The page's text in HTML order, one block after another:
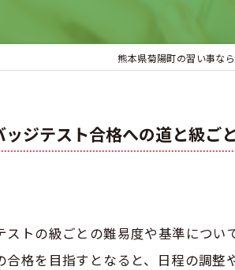
熊本県菊陽町の習い事な
ッジテスト合格への道と級ご
ストの級ごとの難易度や基準につ
合格を目指すとなると、日程の調